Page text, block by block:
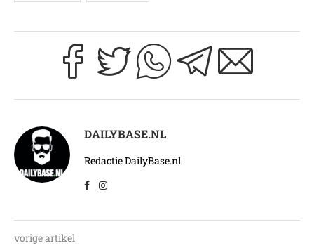
DAILYBASE.NL
Redactie DailyBase.nl
vorige artikel